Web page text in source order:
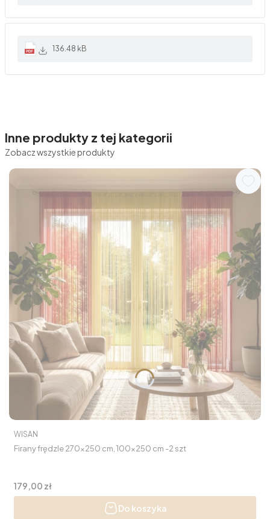
136.48 kB
Inne produkty z tej kategorii
Zobacz wszystkie produkty
PRODUCENT
WISAN
Firany frędzle 270x250 cm, 100x250 cm -2 szt
Cena
179,00 zł
Do koszyka